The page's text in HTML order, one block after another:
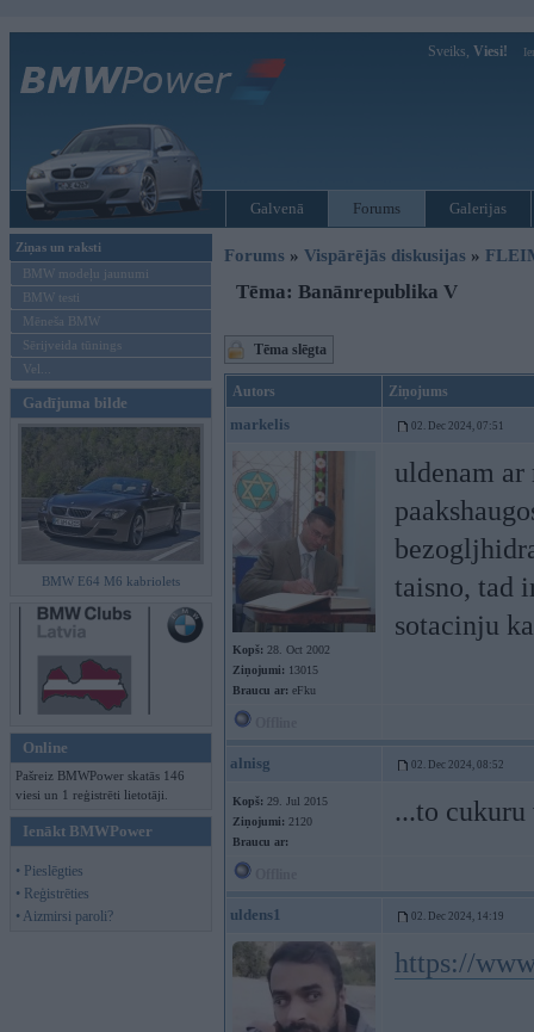
Sveiks, Viesi!
Galvenā Forums Galerijas
Ziņas un raksti
BMW modeļu jaunumi
BMW testi
Mēneša BMW
Sērijveida tūnings
Vel...
Gadījuma bilde
BMW E64 M6 kabriolets
Online
Pašreiz BMWPower skatās 146
viesi un 1 reģistrēti lietotāji.
Ienākt BMWPower
• Pieslēgties
• Reģistrēties
• Aizmirsi paroli?
Forums » Vispārējās diskusijas »
Tēma: Banānrepublika V
Tēma slēgta
Autors Ziņojums
markelis 02. Dec 2024, 07:51
Kopš: 28. Oct 2002
Ziņojumi: 13015
Braucu ar: eFku
uldenam ar
taisno, tad
sotacinju
alnisg 02. Dec 2024, 08:52
Kopš: 29. Jul 2015
Ziņojumi: 2120
Braucu ar:
...to cukuru
uldens1 02. Dec 2024, 14:19
https://